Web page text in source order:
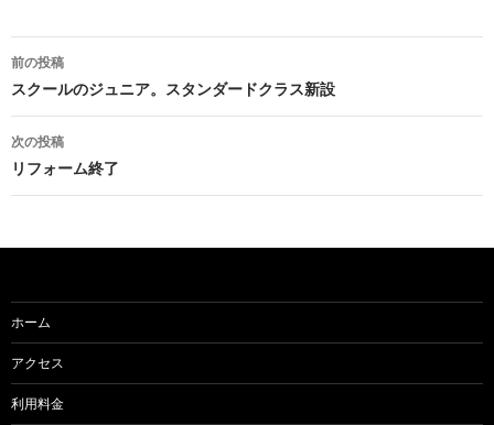
投
稿
ナ
ビ
ー
ョ
ン
前の投稿
スクールのジュニア。スタンダードクラス新設
次の投稿
リフォーム終了
ホーム
アクセス
利用料金